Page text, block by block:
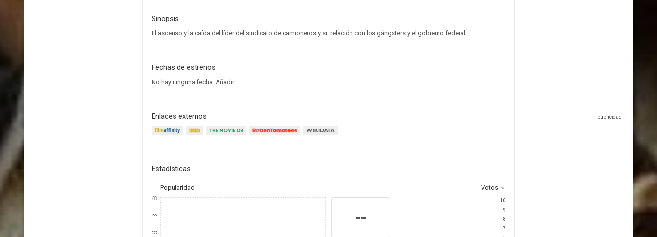
Sinopsis
El ascenso y la caída del líder del sindicato de camioneros y su relación con los gángsters y el gobierno federal.
Fechas de estrenos
No hay ninguna fecha. Añadir
Enlaces externos
Estadísticas
Popularidad Votos
???
???
???
--
10
9
8
7